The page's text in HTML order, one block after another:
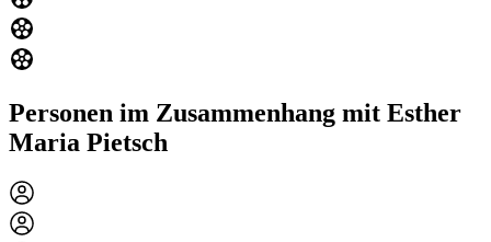
Personen im Zusammenhang mit Esther
Maria Pietsch